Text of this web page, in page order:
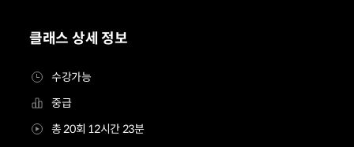
클래스 상세 정보
수강가능
중급
총 20회 12시간 23분